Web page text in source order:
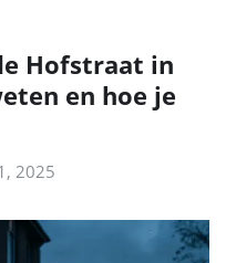
Hofstraat in
en hoe je
2025